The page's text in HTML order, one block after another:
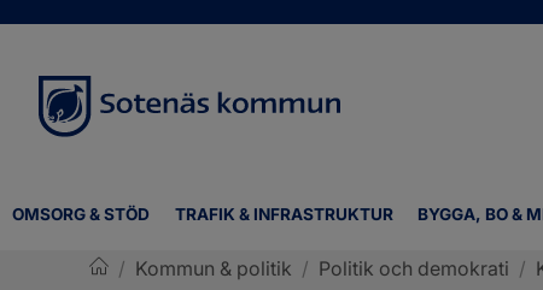
OMSORG & STÖD TRAFIK & INFRASTRUKTUR BYGGA, BO &
/ Kommun & politik / Politik och demokrati /